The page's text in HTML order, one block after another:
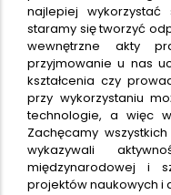
najlepiej
staramy się tworzyć
wewnętrzne akty
przyjmowanie u nas
kształcenia czy
przy wykorzystaniu
technologie, a więc
Zachęcamy
wykazywali
międzynarodowej i
projektów naukowych i